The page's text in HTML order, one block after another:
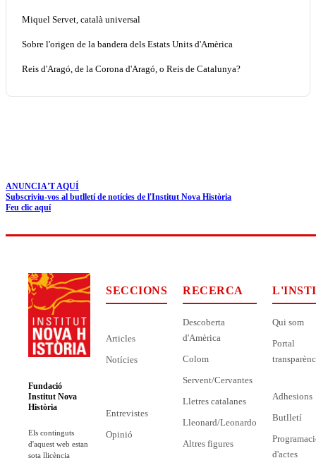
Miquel Servet, català universal
Sobre l'origen de la bandera dels Estats Units d'Amèrica
Reis d'Aragó, de la Corona d'Aragó, o Reis de Catalunya?
ANUNCIA'T AQUÍ
Subscriviu-vos al butlletí de notícies de l'Institut Nova Història
Feu clic aquí
Fundació
Institut Nova
Història
Els continguts
d'aquest web estan
sota llicència
SECCIONS
Articles
Notícies
Entrevistes
Opinió
RECERCA
Descoberta
d'Amèrica
Colom
Servent/Cervantes
Lletres catalanes
Lleonard/Leonardo
Altres figures
Qui som
Portal
Adhesions
Butlletí
d'actes